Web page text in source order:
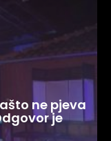
ne pjeva
je